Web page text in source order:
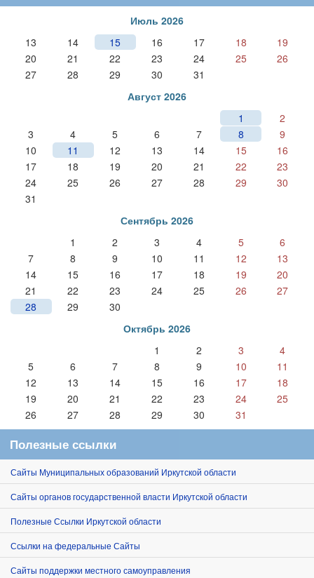
Июль 2026
13
14 15 16 17 18
19
20
21 22 23 24 25
26
27
28 29 30
31
Август 2026
1
2
3
4 5 6 7 8
9
10
11 12 13 14 15
16
17
18 19 20 21 22
23
24
25 26 27 28 29
30
31
Сентябрь 2026
1
2 3 4 5
6
7
8 9 10 11 12
13
14
15 16 17 18 19
20
21
22 23 24 25 26
27
28
29
30
Октябрь 2026
1
2 3
4
5
6 7 8 9 10
11
12
13 14 15 16 17
18
19
20 21 22 23 24
25
26
27 28 29 30 31
Полезные ссылки
Сайты Муниципальных образований Иркутской области
Сайты органов государственной власти Иркутской области
Полезные Ссылки Иркутской области
Ссылки на федеральные Сайты
Сайты поддержки местного самоуправления